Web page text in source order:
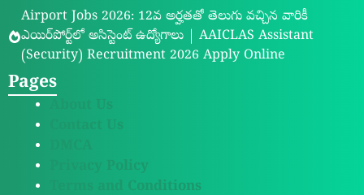
Airport Jobs 2026: 12వ అర్హతతో తెలుగు వచ్చిన వారికీ
ఎయిర్‌పోర్ట్‌లో అసిస్టెంట్ ఉద్యోగాలు | AAICLAS Assistant
(Security) Recruitment 2026 Apply Online
Pages
Privacy Policy
Terms and Conditions